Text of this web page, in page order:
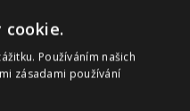
Používáním našich
zásadami používání